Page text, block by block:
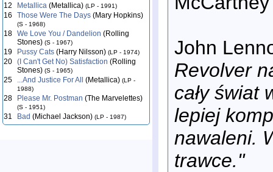
12 Metallica (Metallica) (LP - 1991)
16 Those Were The Days (Mary Hopkins)
(S - 1968)
18 We Love You / Dandelion (Rolling
Stones) (S - 1967)
19 Pussy Cats (Harry Nilsson) (LP - 1974)
20 (I Can't Get No) Satisfaction (Rolling
Stones) (S - 1965)
25 ...And Justice For All (Metallica) (LP -
1988)
28 Please Mr. Postman (The Marvelettes)
(S - 1951)
31 Bad (Michael Jackson) (LP - 1987)
John
Revolver
cały świat
lepiej
nawaleni.
trawce."